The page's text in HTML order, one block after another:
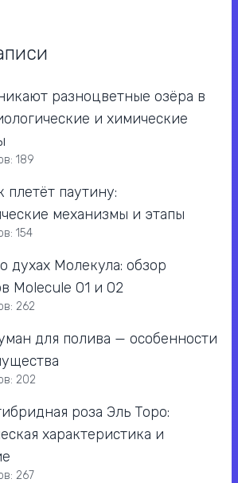
разноцветные озёра в
и химические
189
плетёт паутину:
механизмы и этапы
154
духах Молекула: обзор
Molecule 01 и 02
262
для полива — особенности
202
роза Эль Торо:
характеристика и
267